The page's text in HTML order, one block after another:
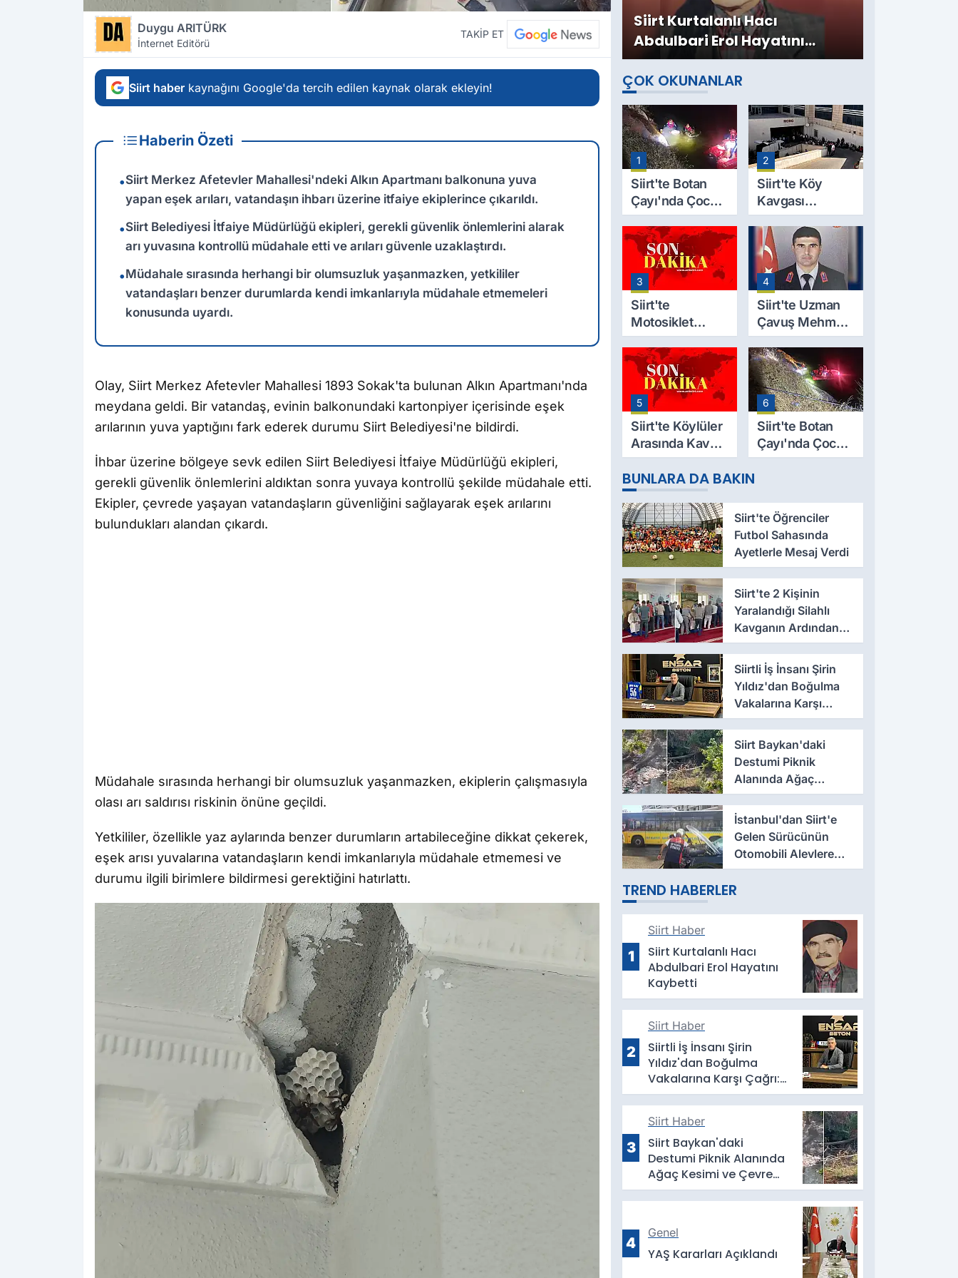
Duygu ARITÜRK
İnternet Editörü
TAKİP ET
Siirt haber kaynağını Google'da tercih edilen kaynak olarak ekleyin!
Haberin Özeti
•Siirt Merkez Afetevler Mahallesi'ndeki Alkın Apartmanı balkonuna yuva
yapan eşek arıları, vatandaşın ihbarı üzerine itfaiye ekiplerince çıkarıldı.
•Siirt Belediyesi İtfaiye Müdürlüğü ekipleri, gerekli güvenlik önlemlerini alarak
arı yuvasına kontrollü müdahale etti ve arıları güvenle uzaklaştırdı.
•Müdahale sırasında herhangi bir olumsuzluk yaşanmazken, yetkililer
vatandaşları benzer durumlarda kendi imkanlarıyla müdahale etmemeleri
konusunda uyardı.
Olay, Siirt Merkez Afetevler Mahallesi 1893 Sokak'ta bulunan Alkın Apartmanı'nda
meydana geldi. Bir vatandaş, evinin balkonundaki kartonpiyer içerisinde eşek
arılarının yuva yaptığını fark ederek durumu Siirt Belediyesi'ne bildirdi.
İhbar üzerine bölgeye sevk edilen Siirt Belediyesi İtfaiye Müdürlüğü ekipleri,
gerekli güvenlik önlemlerini aldıktan sonra yuvaya kontrollü şekilde müdahale etti.
Ekipler, çevrede yaşayan vatandaşların güvenliğini sağlayarak eşek arılarını
bulundukları alandan çıkardı.
Müdahale sırasında herhangi bir olumsuzluk yaşanmazken, ekiplerin çalışmasıyla
olası arı saldırısı riskinin önüne geçildi.
Yetkililer, özellikle yaz aylarında benzer durumların artabileceğine dikkat çekerek,
eşek arısı yuvalarına vatandaşların kendi imkanlarıyla müdahale etmemesi ve
durumu ilgili birimlere bildirmesi gerektiğini hatırlattı.
Siirt Kurtalanlı Hacı
Abdulbari Erol Hayatını
Kaybetti
ÇOK OKUNANLAR
1
Siirt'te Botan
Çayı'nda Çocuk
Cesedi
Bulundu: Kayıp
Baba İçin Arama
Çalışmaları
Başlıyor
2
Siirt'te Köy
Kavgası
Cinayetle
Sonuçlandı:
Selim B.
Hayatını
Kaybetti
3
Siirt'te
Motosiklet
Kazası Can Aldı:
39 Yaşındaki
Mesut Yıldız
Hayatını
Kaybetti
4
Siirt'te Uzman
Çavuş Mehmet
Salih Sarıyer,
Evinde Ölü
Bulundu
5
Siirt'te Köylüler
Arasında Kavga:
2 Yaralı, Birinin
Durumu Ağır
6
Siirt'te Botan
Çayı'nda Çocuk
Cesedi Bulundu
BUNLARA DA BAKIN
Siirt'te Öğrenciler
Futbol Sahasında
Ayetlerle Mesaj Verdi
Siirt'te 2 Kişinin
Yaralandığı Silahlı
Kavganın Ardından
Şeyh Bahattin Oran
Öncülüğünde Barış
Sağlandı
Siirtli İş İnsanı Şirin
Yıldız'dan Boğulma
Vakalarına Karşı
Çağrı: ''Birkaç
Dakikalık Serinlik, Bir
Ömürlük Acıya
Dönüşmesin''
Siirt Baykan'daki
Destumi Piknik
Alanında Ağaç
Kesimi ve Çevre
Kirliliği Tepkisi
İstanbul'dan Siirt'e
Gelen Sürücünün
Otomobili Alevlere
Teslim Oldu
TREND HABERLER
1
Siirt Haber
Siirt Kurtalanlı Hacı
Abdulbari Erol Hayatını
Kaybetti
2
Siirt Haber
Siirtli İş İnsanı Şirin
Yıldız'dan Boğulma
Vakalarına Karşı Çağrı:
''Birkaç Dakikalık Serinlik,
Bir Ömürlük Acıya
Dönüşmesin''
3
Siirt Haber
Siirt Baykan'daki
Destumi Piknik Alanında
Ağaç Kesimi ve Çevre
Kirliliği Tepkisi
4
Genel
YAŞ Kararları Açıklandı